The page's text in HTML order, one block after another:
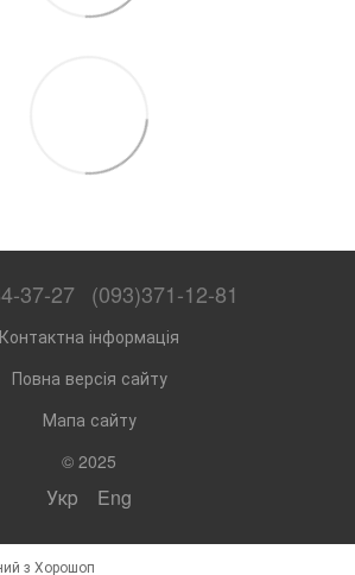
37-27 (093)371-12-81
Контактна інформація
Повна версія сайту
Мапа сайту
© 2025
Укр Eng
з Хорошоп